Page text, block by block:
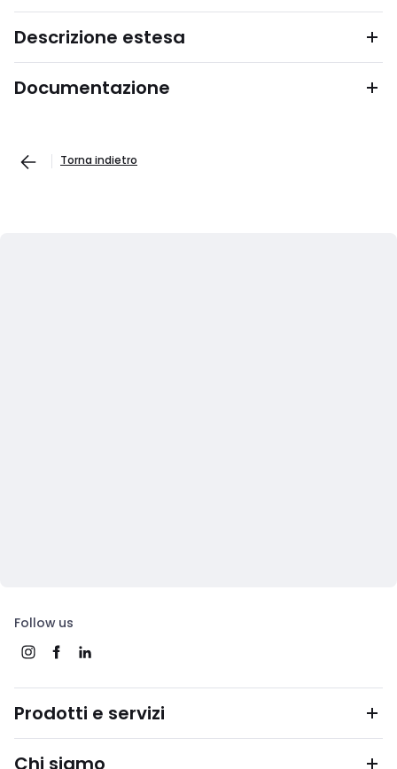
Descrizione estesa
Documentazione
Torna indietro
Follow us
Prodotti e servizi
Chi siamo